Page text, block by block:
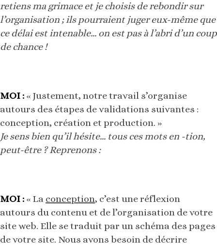
retiens ma grimace et je choisis de rebondir sur
l’organisation ; ils pourraient juger eux-même que
ce délai est intenable… on est pas à l’abri d’un coup
de chance !
MOI : « Justement, notre travail s’organise
autours des étapes de validations suivantes :
conception, création et production. »
Je sens bien qu’il hésite… tous ces mots en -tion,
peut-être ? Reprenons :
MOI : « La conception, c’est une réflexion
autours du contenu et de l’organisation de votre
site web. Elle se traduit par un schéma des pages
de votre site. Nous avons besoin de décrire